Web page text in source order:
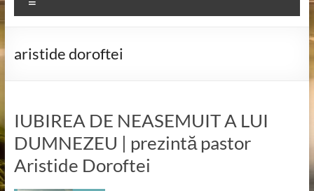
aristide doroftei
IUBIREA DE NEASEMUIT A LUI
DUMNEZEU | prezintă pastor
Aristide Doroftei